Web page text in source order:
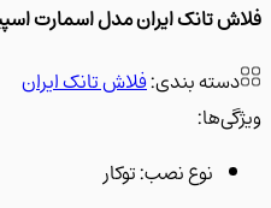
تانک ایران مدل اسمارت اسپیس
بندی:فلاش تانک ایران
نوع نصب:توکار